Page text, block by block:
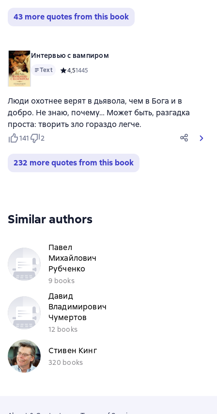
43 more quotes from this book
Интервью с вампиром
Text Средний рейтинг 4,5 на основе 1445 оценок
4,51445
Люди охотнее верят в дьявола, чем в Бога и в
добро. Не знаю, почему… Может быть, разгадка
проста: творить зло гораздо легче.
141 2
232 more quotes from this book
Similar authors
Павел
Михайлович
Рубченко
9 books
Давид
Владимирович
Чумертов
12 books
Стивен Кинг
320 books